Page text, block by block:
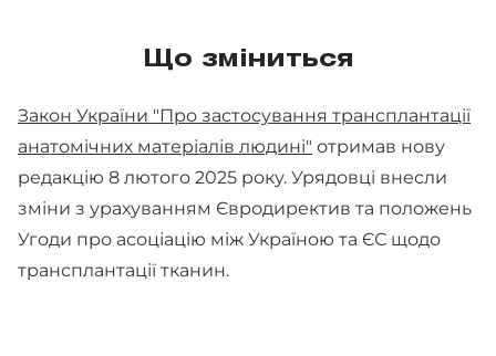
Що зміниться
Закон України "Про застосування трансплантації
анатомічних матеріалів людині" отримав нову
редакцію 8 лютого 2025 року. Урядовці внесли
зміни з урахуванням Євродиректив та положень
Угоди про асоціацію між Україною та ЄС щодо
трансплантації тканин.